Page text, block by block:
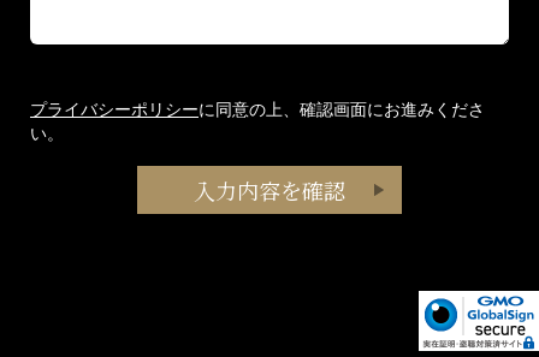
プライバシーポリシーに同意の上、確認画面にお進みくださ
い。